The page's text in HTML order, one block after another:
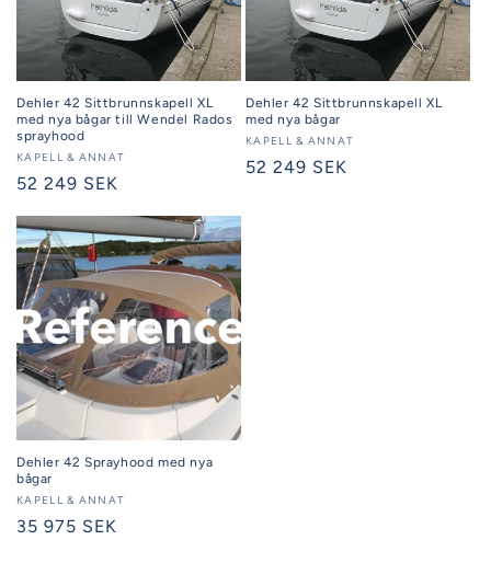
Dehler 42 Sittbrunnskapell XL
med nya bågar till Wendel Rados
sprayhood
Säljare:
KAPELL & ANNAT
Ordinarie
52 249 SEK
Dehler 42 Sittbrunnskapell XL
med nya bågar
Säljare:
KAPELL & ANNAT
Ordinarie
52 249 SEK
Dehler 42 Sprayhood med nya
bågar
Säljare:
KAPELL & ANNAT
Ordinarie
35 975 SEK